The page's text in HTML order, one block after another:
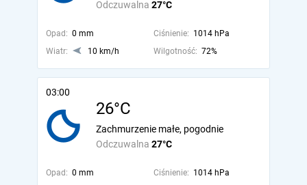
Odczuwalna 27°C
Opad: 0 mm Ciśnienie: 1014 hPa
Wiatr:
10 km/h Wilgotność: 72%
03:00
26°C
Odczuwalna 27°C
Zachmurzenie małe, pogodnie
Opad: 0 mm Ciśnienie: 1014 hPa